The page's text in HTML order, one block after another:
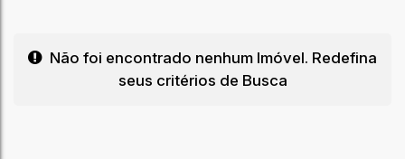
Não foi encontrado nenhum Imóvel. Redefina
seus critérios de Busca